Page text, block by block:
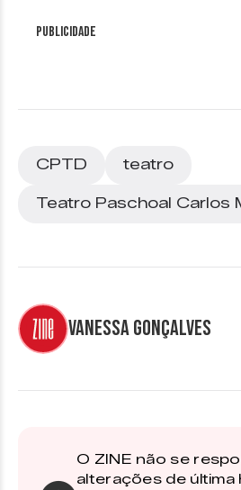
Publicidade
CPTD teatro
Teatro Paschoal Carlos
Vanessa Gonçalves
O ZINE não se
alterações de